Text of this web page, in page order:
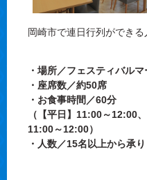
岡崎市で連日行列ができる
・場所／フェスティバル
・座席数／約50席
・お食事時間／60分
（【平日】11:00～12:00
11:00～12:00）
・人数／15名以上から承